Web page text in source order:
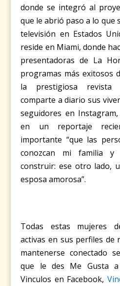
donde se integró al
que le abrió paso a lo que
televisión en Estados
reside en Miami, donde
presentadoras de La
programas más exitosos
la prestigiosa revista
comparte a diario sus
seguidores en Instagram
en un reportaje
importante “que las
conozcan mi familia
construir: ese otro lado,
esposa amorosa”.
Todas estas mujeres
activas en sus perfiles de
mantenerse conectado
que le des Me Gusta
Vinculos en Facebook,